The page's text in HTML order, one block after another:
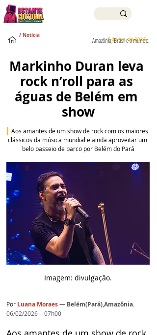
6 de fev. de 2026
Amazônia, Brasil e o mundo.
/ Notícia
Markinho Duran leva
rock n’roll para as
águas de Belém em
show
Aos amantes de um show de rock com os maiores
clássicos da música mundial e ainda aproveitar um
belo passeio de barco por Belém do Pará
Imagem: divulgação.
Por Luana Moraes— Belém(Pará),Amazônia.
06/02/2026 -  07h00